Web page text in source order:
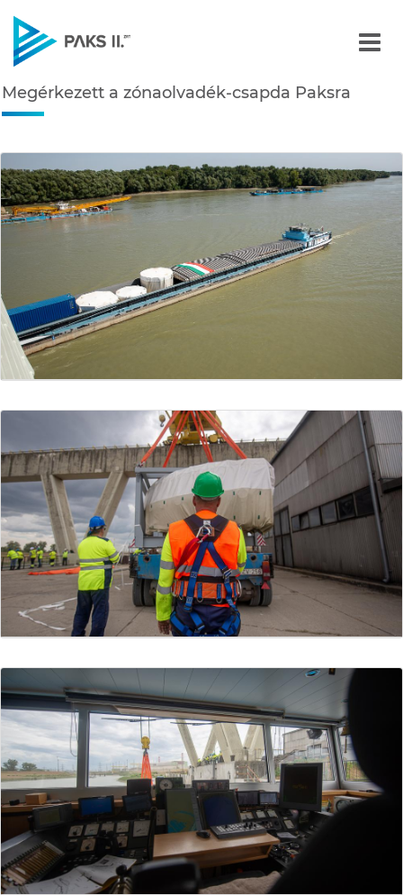
Navigáció
Megérkezett a
Megérkezett a zónaolvadék-csapda Paksra